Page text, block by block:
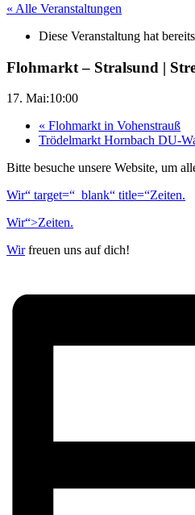
« Alle Veranstaltungen
Diese Veranstaltung hat
Flohmarkt – Stralsund |
17. Mai:10:00
« Flohmarkt in Vohenstrauß
Trödelmarkt Hornbach DU-
Bitte besuche unsere Website, um
Wir“ target=“_blank“ title=“Zeiten.
Wir“>Zeiten.
Wirfreuen uns auf dich!